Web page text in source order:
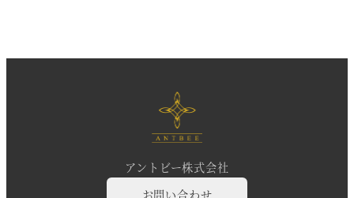
アントビー株式会社
お問い合わせ